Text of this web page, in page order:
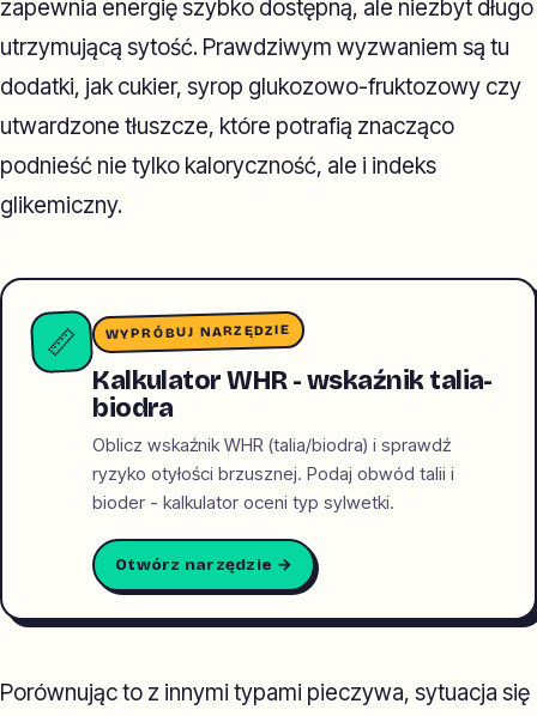
zapewnia energię szybko dostępną, ale niezbyt długo
utrzymującą sytość. Prawdziwym wyzwaniem są tu
dodatki, jak cukier, syrop glukozowo-fruktozowy czy
utwardzone tłuszcze, które potrafią znacząco
podnieść nie tylko kaloryczność, ale i indeks
glikemiczny.
📏 WYPRÓBUJ NARZĘDZIE
Kalkulator WHR - wskaźnik talia-
biodra
Oblicz wskaźnik WHR (talia/biodra) i sprawdź
ryzyko otyłości brzusznej. Podaj obwód talii i
bioder - kalkulator oceni typ sylwetki.
Otwórz narzędzie →
Porównując to z innymi typami pieczywa, sytuacja się